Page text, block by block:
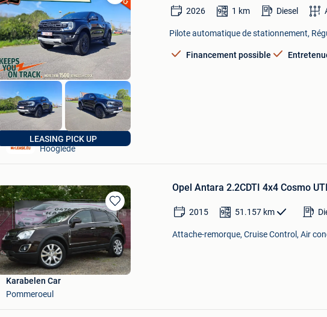
Sauvegarder
dans
Mes
Favoris
LEASING PICK UP
2026 1 km Diesel
Pilote automatique de stationnement,
Financement possible
MrLease
Hooglede
Sauvegarder
dans
Mes
Favoris
Opel Antara 2.2CDTI 4x4 Cosmo
2015 51.157 km
Attache-remorque, Cruise Control, Air
Karabelen Car
Pommeroeul